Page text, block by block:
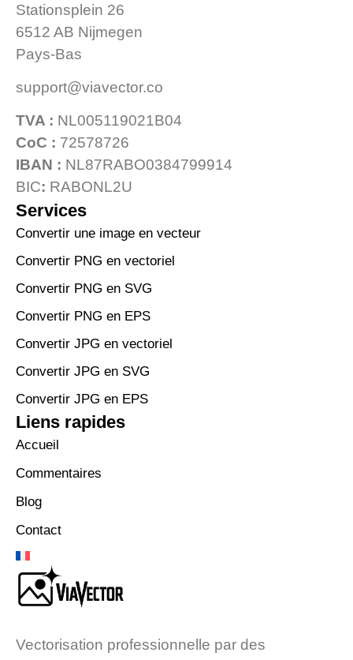
Vectorisation professionnelle par des
Services
Convertir une image en vecteur
Convertir PNG en vectoriel
Convertir PNG en SVG
Convertir PNG en EPS
Convertir JPG en vectoriel
Convertir JPG en SVG
Convertir JPG en EPS
Liens rapides
Accueil
Commentaires
Blog
Contact
Stationsplein 26
6512 AB Nijmegen
Pays-Bas
support@viavector.co
TVA : NL005119021B04
CoC : 72578726
IBAN : NL87RABO0384799914
BIC: RABONL2U